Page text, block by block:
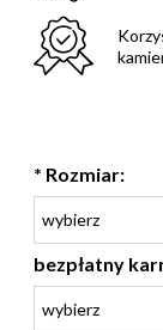
* Rozmiar:
bezpłatny